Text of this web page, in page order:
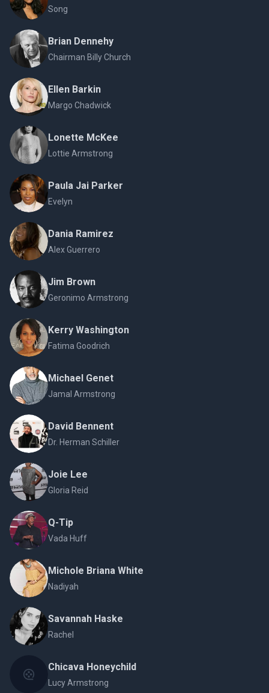
Song
Brian Dennehy
Chairman Billy Church
Ellen Barkin
Margo Chadwick
Lonette McKee
Lottie Armstrong
Paula Jai Parker
Evelyn
Dania Ramirez
Alex Guerrero
Jim Brown
Geronimo Armstrong
Kerry Washington
Fatima Goodrich
Michael Genet
Jamal Armstrong
David Bennent
Dr. Herman Schiller
Joie Lee
Gloria Reid
Q-Tip
Vada Huff
Michole Briana White
Nadiyah
Savannah Haske
Rachel
Chicava Honeychild
Lucy Armstrong